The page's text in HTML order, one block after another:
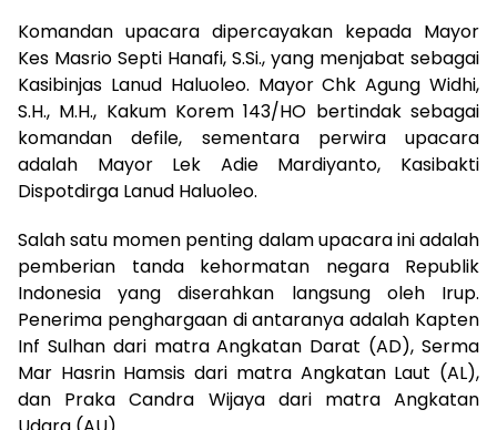
Komandan upacara dipercayakan kepada Mayor
Kes Masrio Septi Hanafi, S.Si., yang menjabat sebagai
Kasibinjas Lanud Haluoleo. Mayor Chk Agung Widhi,
S.H., M.H., Kakum Korem 143/HO bertindak sebagai
komandan defile, sementara perwira upacara
adalah Mayor Lek Adie Mardiyanto, Kasibakti
Dispotdirga Lanud Haluoleo.
Salah satu momen penting dalam upacara ini adalah
pemberian tanda kehormatan negara Republik
Indonesia yang diserahkan langsung oleh Irup.
Penerima penghargaan di antaranya adalah Kapten
Inf Sulhan dari matra Angkatan Darat (AD), Serma
Mar Hasrin Hamsis dari matra Angkatan Laut (AL),
dan Praka Candra Wijaya dari matra Angkatan